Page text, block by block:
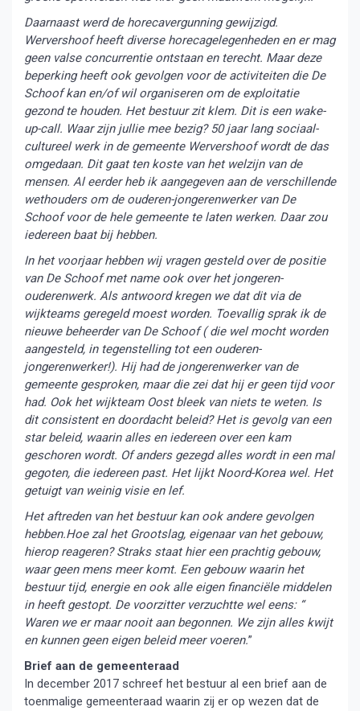
Daarnaast werd de horecavergunning gewijzigd.
Wervershoof heeft diverse horecagelegenheden en er mag
geen valse concurrentie ontstaan en terecht. Maar deze
beperking heeft ook gevolgen voor de activiteiten die De
Schoof kan en/of wil organiseren om de exploitatie
gezond te houden. Het bestuur zit klem. Dit is een wake-
up-call. Waar zijn jullie mee bezig? 50 jaar lang sociaal-
cultureel werk in de gemeente Wervershoof wordt de das
omgedaan. Dit gaat ten koste van het welzijn van de
mensen. Al eerder heb ik aangegeven aan de verschillende
wethouders om de ouderen-jongerenwerker van De
Schoof voor de hele gemeente te laten werken. Daar zou
iedereen baat bij hebben.
In het voorjaar hebben wij vragen gesteld over de positie
van De Schoof met name ook over het jongeren-
ouderenwerk. Als antwoord kregen we dat dit via de
wijkteams geregeld moest worden. Toevallig sprak ik de
nieuwe beheerder van De Schoof ( die wel mocht worden
aangesteld, in tegenstelling tot een ouderen-
jongerenwerker!). Hij had de jongerenwerker van de
gemeente gesproken, maar die zei dat hij er geen tijd voor
had. Ook het wijkteam Oost bleek van niets te weten. Is
dit consistent en doordacht beleid? Het is gevolg van een
star beleid, waarin alles en iedereen over een kam
geschoren wordt. Of anders gezegd alles wordt in een mal
gegoten, die iedereen past. Het lijkt Noord-Korea wel. Het
getuigt van weinig visie en lef.
Het aftreden van het bestuur kan ook andere gevolgen
hebben.Hoe zal het Grootslag, eigenaar van het gebouw,
hierop reageren? Straks staat hier een prachtig gebouw,
waar geen mens meer komt. Een gebouw waarin het
bestuur tijd, energie en ook alle eigen financiële middelen
in heeft gestopt. De voorzitter verzuchtte wel eens: “
Waren we er maar nooit aan begonnen. We zijn alles kwijt
en kunnen geen eigen beleid meer voeren.”
Brief aan de gemeenteraad
In december 2017 schreef het bestuur al een brief aan de
toenmalige gemeenteraad waarin zij er op wezen dat de